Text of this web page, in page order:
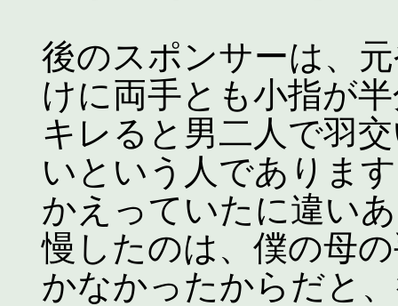
後のスポンサーは、
けに両手とも小指が
キレると男二人で羽
いという人でありま
かえっていたに違い
慢したのは、僕の母
かなかったからだと